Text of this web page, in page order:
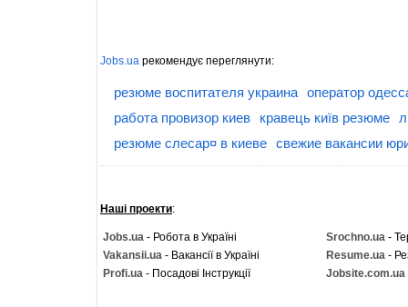
Jobs.ua рекомендує переглянути:
резюме воспитателя украина оператор
работа провизор киев
кравець київ резюме
резюме слесар¤ в киеве свежие вакансии
Наші проекти:
Jobs.ua - Робота в Україні Srochno.ua -
Vakansii.ua - Вакансії в Україні Resume.ua -
Profi.ua - Посадові Інструкції Jobsite.com.ua